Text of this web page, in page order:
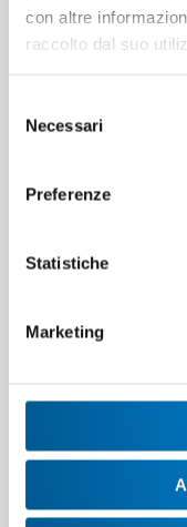
con altre
raccolto dal suo
delNecessari
Preferenze
Statistiche
Marketing